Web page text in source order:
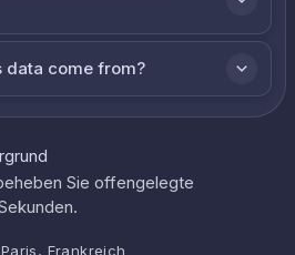
data come from?
Sie offengelegte
Frankreich